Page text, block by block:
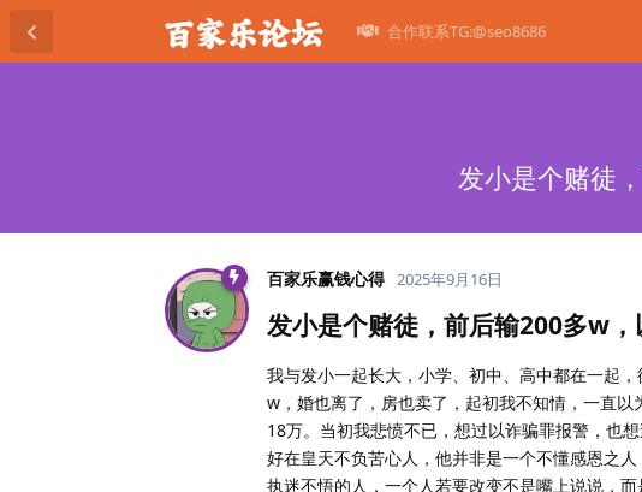
合作联系TG:@seo8686
发小是个赌徒
百家乐赢钱心得 2025年9月16日
发小是个赌徒，前后输200多w
我与发小一起长大，小学、初中、高中都在一起
w，婚也离了，房也卖了，起初我不知情，一直
18万。当初我悲愤不已，想过以诈骗罪报警，也
好在皇天不负苦心人，他并非是一个不懂感恩之
执迷不悟的人，一个人若要改变不是嘴上说说，而